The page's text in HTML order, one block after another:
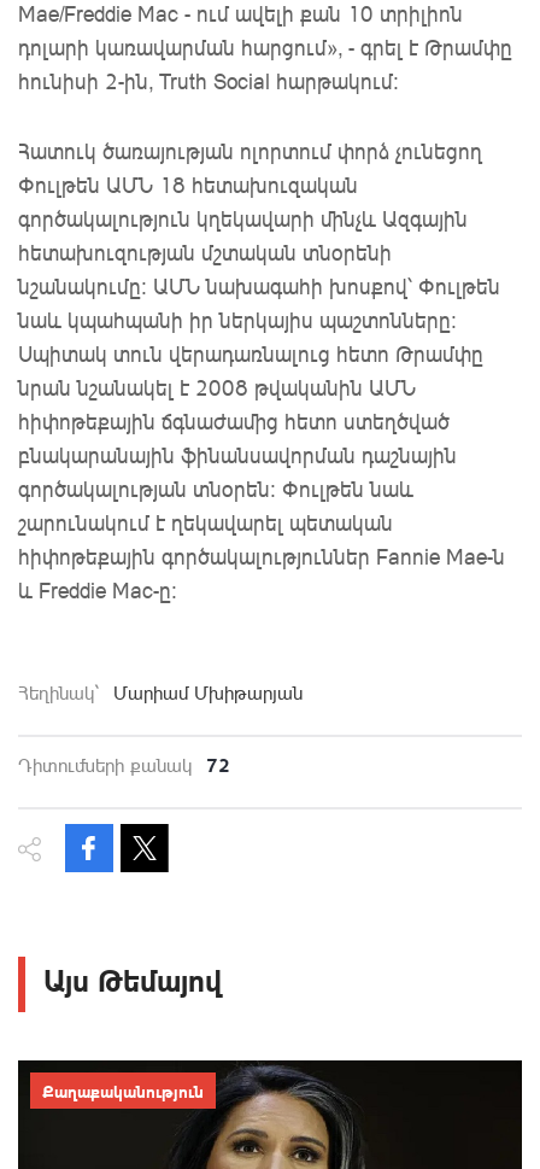
Mae/Freddie Mac - ում ավելի քան 10 տրիլիոն
դոլարի կառավարման հարցում», - գրել է Թրամփը
հունիսի 2-ին, Truth Social հարթակում:
Հատուկ ծառայության ոլորտում փորձ չունեցող
Փուլթեն ԱՄՆ 18 հետախուզական
գործակալություն կղեկավարի մինչև Ազգային
հետախուզության մշտական ​​տնօրենի
նշանակումը։ ԱՄՆ նախագահի խոսքով՝ Փուլթեն
նաև կպահպանի իր ներկայիս պաշտոնները։
Սպիտակ տուն վերադառնալուց հետո Թրամփը
նրան նշանակել է 2008 թվականին ԱՄՆ
հիփոթեքային ճգնաժամից հետո ստեղծված
բնակարանային ֆինանսավորման դաշնային
գործակալության տնօրեն։ Փուլթեն նաև
շարունակում է ղեկավարել պետական
հիփոթեքային գործակալություններ Fannie Mae-ն
և Freddie Mac-ը։
Հեղինակ` Մարիամ Մխիթարյան
Դիտումների քանակ 72
Այս Թեմայով
Քաղաքականություն